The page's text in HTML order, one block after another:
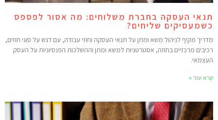
העסקה בחברת משלוחים: מה אסור לפספס
שליחים?
מקיף לניהול משא ומתן על תנאי העסקה וחוזי עבודה, עם דגש על סוגי חוזים,
מרכזיים בחוזה, אסטרטגיות למשא ומתן וההשלכות הפנסיוניות על העסק
עוד »